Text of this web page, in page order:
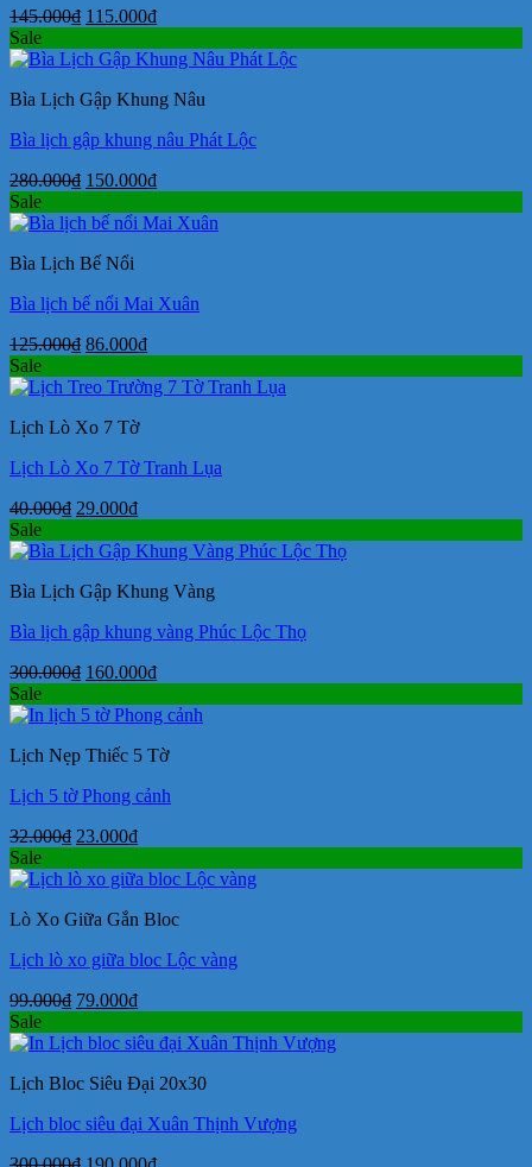
145.000₫ Giá
là:
115.000₫Giá
tại
115.000₫.
Sale
Bìa Lịch Gập Khung Nâu
Bìa lịch gập khung nâu Phát Lộc
280.000₫ Giá
là:
150.000₫Giá
tại
Sale
Bìa Lịch Bế Nổi
Bìa lịch bế nổi Mai Xuân
125.000₫ Giá
là:
86.000₫Giá
tại
Sale
Lịch Lò Xo 7 Tờ
Lịch Lò Xo 7 Tờ Tranh Lụa
40.000₫ Giá
là:
29.000₫Giá
tại
29.000₫.
Sale
Bìa Lịch Gập Khung Vàng
Bìa lịch gập khung vàng Phúc Lộc Thọ
300.000₫ Giá
là:
160.000₫Giá
tại
160.000₫.
Sale
Lịch Nẹp Thiếc 5 Tờ
Lịch 5 tờ Phong cảnh
32.000₫ Giá
là:
23.000₫Giá
tại
23.000₫.
Sale
Lò Xo Giữa Gắn Bloc
Lịch lò xo giữa bloc Lộc vàng
99.000₫ Giá
là:
79.000₫Giá
tại
79.000₫.
Sale
Lịch Bloc Siêu Đại 20x30
Lịch bloc siêu đại Xuân Thịnh Vượng